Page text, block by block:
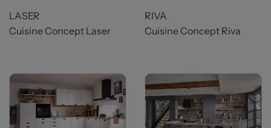
LASER
Cuisine Concept Laser
RIVA
Cuisine Concept Riva